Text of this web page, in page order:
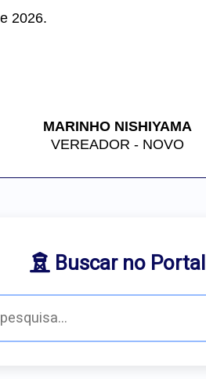
2026.
MARINHO NISHIYAMA
VEREADOR - NOVO
Buscar no Portal